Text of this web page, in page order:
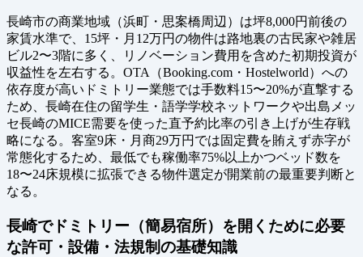
長崎市の商業地域（浜町・思案橋周辺）は坪8,000円前後の
家賃水準で、15坪・月12万円の物件は路地裏の古民家や雑居
ビル2〜3階に多く、リノベーション費用を含めた初期投資が
収益性を左右する。OTA（Booking.com・Hostelworld）への
依存度が高いドミトリー業態では手数料15〜20%が直撃する
ため、長崎在住の留学生・語学学校ネットワークや出島メッ
セ長崎のMICE需要を使った直予約比率の引き上げが生存戦
略になる。客室9床・月商29万円では固定費を賄えず赤字が
常態化するため、最低でも稼働率75%以上かつベッド数を
18〜24床規模に拡張できる物件選定が開業前の最重要判断と
なる。
長崎でドミトリー（簡易宿所）を開くために必要
な許可・設備・法規制の基礎知識